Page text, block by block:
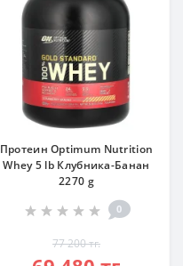
Протеин Optimum Nutrition
Whey 5 lb Клубника-Банан
2270 g
0
77 200 тг.